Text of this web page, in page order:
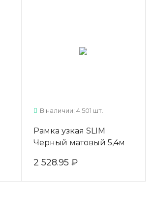
В наличии: 4.501 шт.
Рамка узкая SLIM
Черный матовый 5,4м
ARISTO
2 528.95 ₽